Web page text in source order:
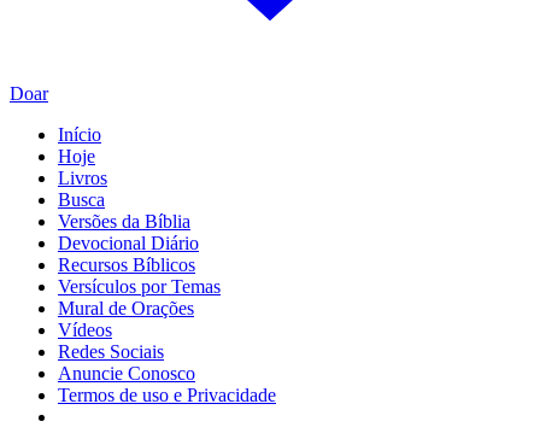
Doar
Início
Hoje
Livros
Busca
Versões da Bíblia
Devocional Diário
Recursos Bíblicos
Versículos por Temas
Mural de Orações
Vídeos
Redes Sociais
Anuncie Conosco
Termos de uso e Privacidade